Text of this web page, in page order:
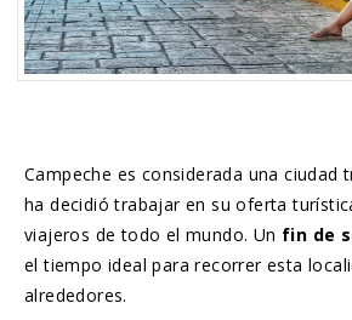
Campeche es considerada una ciudad
ha decidió trabajar en su oferta
viajeros de todo el mundo. Un fin de
el tiempo ideal para recorrer esta
alrededores.